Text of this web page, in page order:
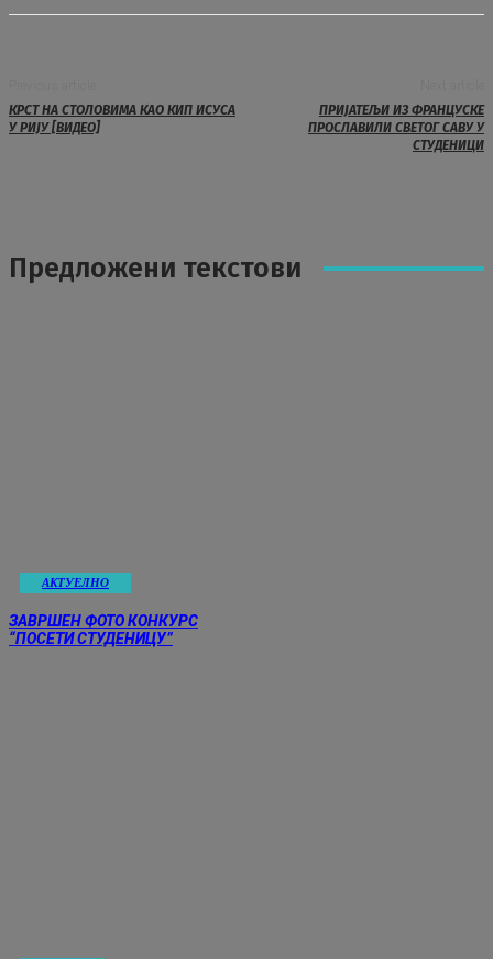
КРСТ НА СТОЛОВИМА КАО КИП ИСУСА
У РИЈУ [ВИДЕО]
ПРИЈАТЕЉИ ИЗ ФРАНЦУСКЕ
ПРОСЛАВИЛИ СВЕТОГ САВУ У
СТУДЕНИЦИ
Предложени текстови
АКТУЕЛНО
ЗАВРШЕН ФОТО КОНКУРС
“ПОСЕТИ СТУДЕНИЦУ”